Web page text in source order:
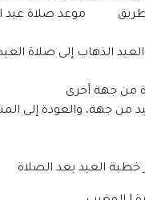
عيد الأضحى 2024 في
الذهاب إلى صلاة
من جهة أخرى
من جهة، والعودة إلى
العيد بعد الصلاة